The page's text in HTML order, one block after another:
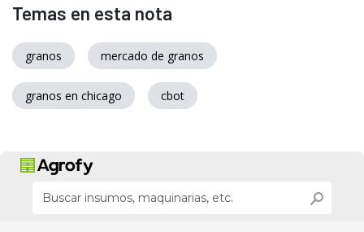
Temas en esta nota
granos mercado de granos
granos en chicago cbot